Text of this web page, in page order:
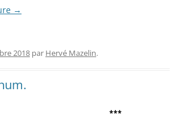
→
2018 par Hervé Mazelin.
***